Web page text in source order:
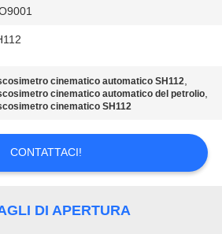
cinematico automatico SH112,
cinematico automatico del petrolio,
cinematico SH112
CONTATTACI!
DI APERTURA